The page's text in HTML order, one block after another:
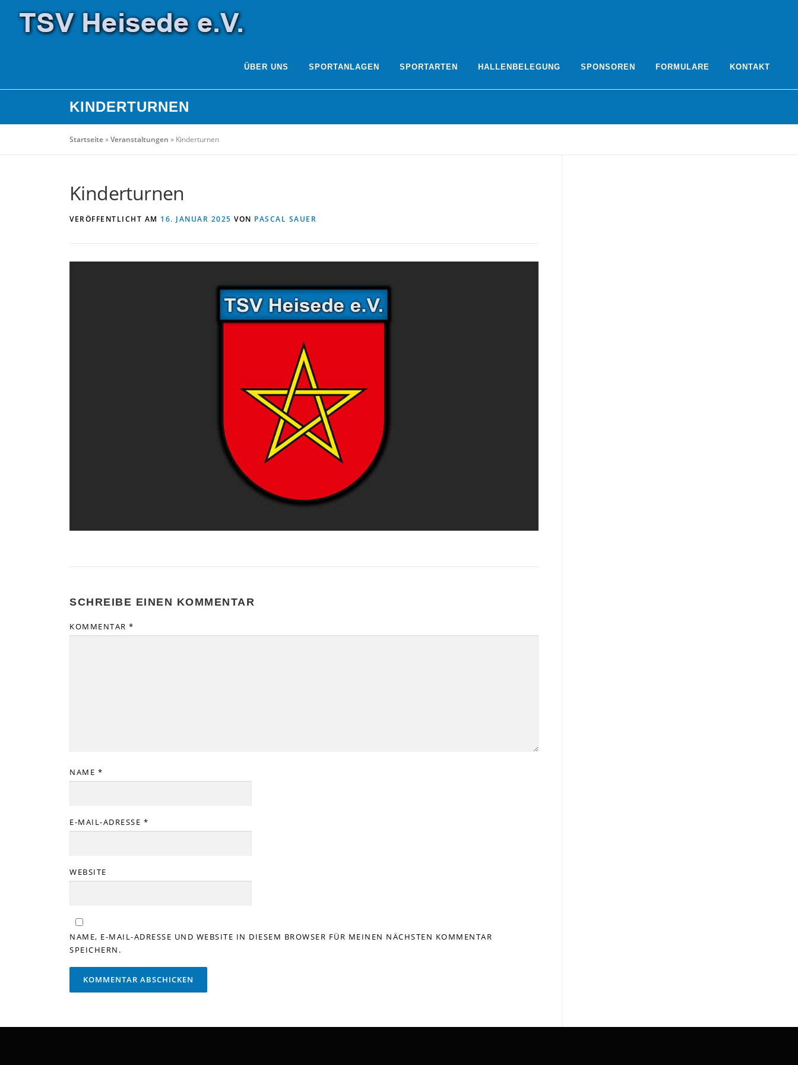
Inhalt
springen
ÜBER UNS SPORTANLAGEN SPORTARTEN HALLENBELEGUNG SPONSOREN FORMULARE KONTAKT
KINDERTURNEN
Startseite»Veranstaltungen » Kinderturnen
Kinderturnen
VERÖFFENTLICHT AM 16. JANUAR 2025 VON PASCAL SAUER
SCHREIBE EINEN KOMMENTAR
KOMMENTAR *
NAME *
E-MAIL-ADRESSE *
WEBSITE
NAME, E-MAIL-ADRESSE UND WEBSITE IN DIESEM BROWSER FÜR MEINEN NÄCHSTEN KOMMENTAR
SPEICHERN.